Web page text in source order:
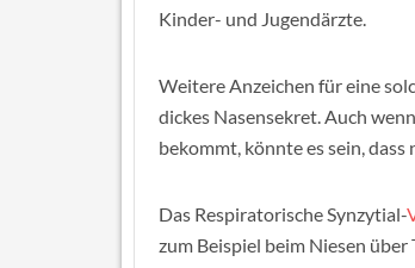
Kinder- und Jugendärzte.
Weitere Anzeichen für eine
dickes Nasensekret. Auch
bekommt, könnte es sein,
Das Respiratorische Synzytial-
zum Beispiel beim Niesen